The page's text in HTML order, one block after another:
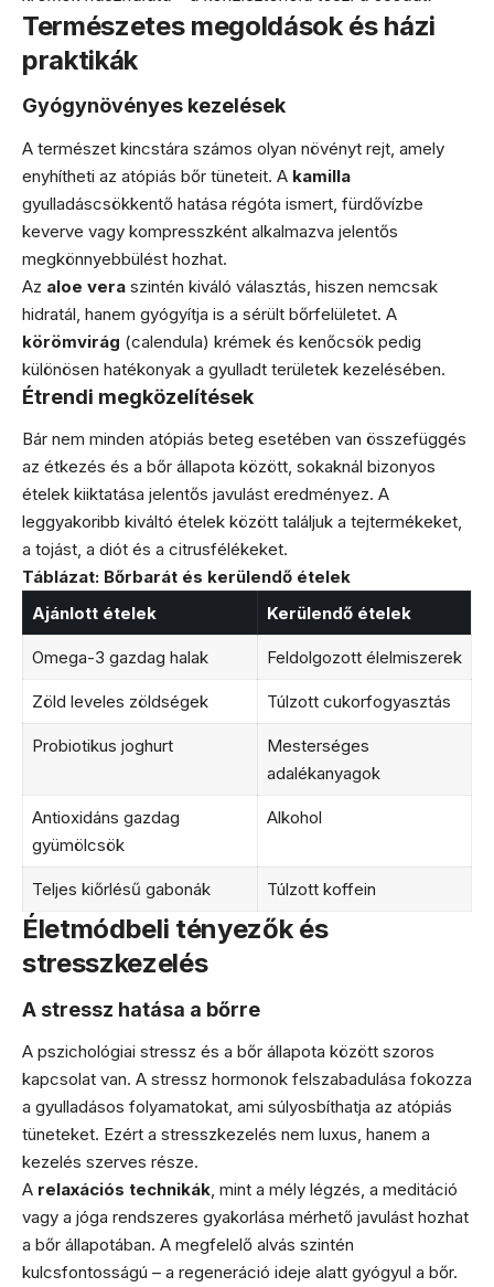
Természetes megoldások és házi
praktikák
Gyógynövényes kezelések
A természet kincstára számos olyan növényt rejt, amely
enyhítheti az atópiás bőr tüneteit. A kamilla
gyulladáscsökkentő hatása régóta ismert, fürdővízbe
keverve vagy kompresszként alkalmazva jelentős
megkönnyebbülést hozhat.
Az aloe vera szintén kiváló választás, hiszen nemcsak
hidratál, hanem gyógyítja is a sérült bőrfelületet. A
körömvirág (calendula) krémek és kenőcsök pedig
különösen hatékonyak a gyulladt területek kezelésében.
Étrendi megközelítések
Bár nem minden atópiás beteg esetében van összefüggés
az étkezés és a bőr állapota között, sokaknál bizonyos
ételek kiiktatása jelentős javulást eredményez. A
leggyakoribb kiváltó ételek között találjuk a tejtermékeket,
a tojást, a diót és a citrusfélékeket.
Táblázat: Bőrbarát és kerülendő ételek
Ajánlott ételek
Kerülendő ételek
Omega-3 gazdag halak Feldolgozott élelmiszerek
Zöld leveles zöldségek Túlzott cukorfogyasztás
Probiotikus joghurt
Mesterséges
adalékanyagok
Antioxidáns gazdag
gyümölcsök
Alkohol
Teljes kiőrlésű gabonák Túlzott koffein
Életmódbeli tényezők és
stresszkezelés
A stressz hatása a bőrre
A pszichológiai stressz és a bőr állapota között szoros
kapcsolat van. A stressz hormonok felszabadulása fokozza
a gyulladásos folyamatokat, ami súlyosbíthatja az atópiás
tüneteket. Ezért a stresszkezelés nem luxus, hanem a
kezelés szerves része.
A relaxációs technikák, mint a mély légzés, a meditáció
vagy a jóga rendszeres gyakorlása mérhető javulást hozhat
a bőr állapotában. A megfelelő alvás szintén
kulcsfontosságú – a regeneráció ideje alatt gyógyul a bőr.